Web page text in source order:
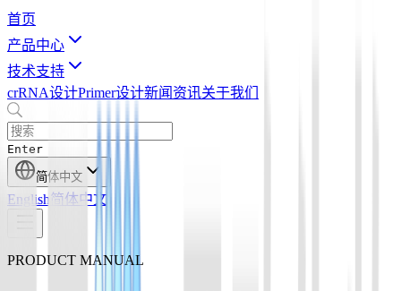
首页
产品中心
技术支持
crRNA设计Primer设计新闻资讯关于我们
Enter
简体中文
English 简体中文
PRODUCT MANUAL